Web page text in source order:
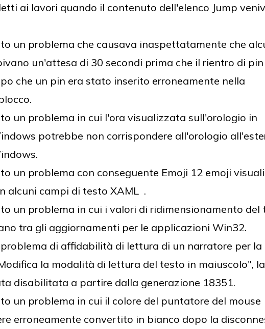
ai lavori quando il contenuto dell'elenco Jump
un problema che causava inaspettatamente che
un'attesa di 30 secondi prima che il rientro di pin
che un pin era stato inserito erroneamente nella
un problema in cui l'ora visualizzata sull'orologio in
potrebbe non corrispondere all'orologio
un problema con conseguente Emoji 12 emoji
alcuni campi di testo XAML .
un problema in cui i valori di ridimensionamento del
tra gli aggiornamenti per le applicazioni Win32.
di affidabilità di lettura di un narratore per la
la modalità di lettura del testo in maiuscolo", la
disabilitata a partire dalla generazione 18351.
un problema in cui il colore del puntatore del mouse
erroneamente convertito in bianco dopo la